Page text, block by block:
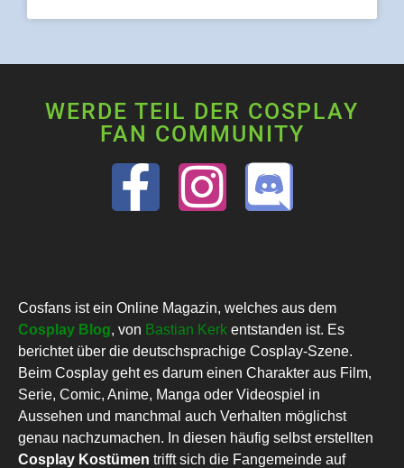
WERDE TEIL DER COSPLAY
FAN COMMUNITY
Cosfans ist ein Online Magazin, welches aus dem
Cosplay Blog, von Bastian Kerk entstanden ist. Es
berichtet über die deutschsprachige Cosplay-Szene.
Beim Cosplay geht es darum einen Charakter aus Film,
Serie, Comic, Anime, Manga oder Videospiel in
Aussehen und manchmal auch Verhalten möglichst
genau nachzumachen. In diesen häufig selbst erstellten
Cosplay Kostümen trifft sich die Fangemeinde auf